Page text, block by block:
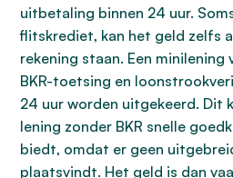
uitbetaling binnen 24 uur.
flitskrediet, kan het geld zelfs
rekening staan. Een minilening
BKR-toetsing en
24 uur worden uitgekeerd. Dit
lening zonder BKR snelle
biedt, omdat er geen
plaatsvindt. Het geld is dan